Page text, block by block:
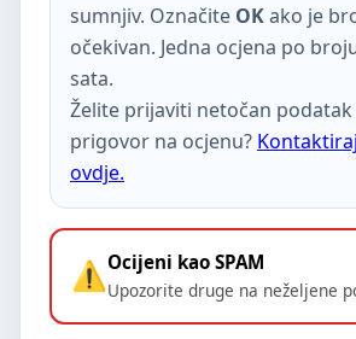
sumnjiv. Označite OKako je
očekivan. Jedna ocjena po
sata.
Želite prijaviti netočan
prigovor na ocjenu?
ovdje.
Ocijeni kao SPAM
Upozorite druge na neželjene